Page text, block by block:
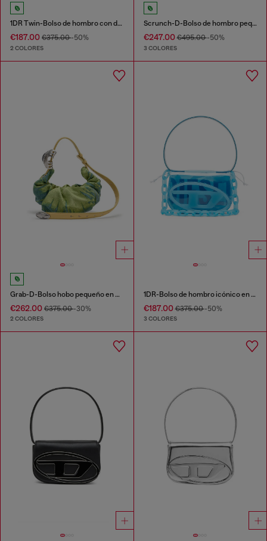
1DR Twin-Bolso de hombro con doble bolsillo en cuero estampado
€187.00 €375.00-50%
2 COLORES
Scrunch-D-Bolso de hombro pequeño de cuero arrugado
€247.00€495.00-50%
3 COLORES
Grab-D-Bolso hobo pequeño en denim satinado arrugado
€262.00 €375.00-30%
2 COLORES
1DR-Bolso de hombro icónico en TPU transparente
€187.00€375.00-50%
3 COLORES